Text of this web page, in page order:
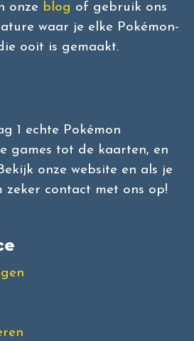
onze blog of gebruik ons
waar je elke Pokémon-
ooit is gemaakt.
1 echte Pokémon
games tot de kaarten, en
onze website en als je
zeker contact met ons op!